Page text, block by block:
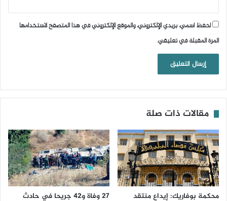
احفظ اسمي، بريدي الإلكتروني، والموقع الإلكتروني في هذا المتصفح لاستخدامها
المرة المقبلة في تعليقي.
مقالات ذات صلة
محكمة بوفاريك: إيداع منتقد
27 وفاة و42 جريحا في حادث